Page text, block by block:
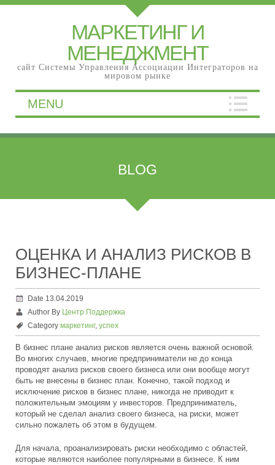
МАРКЕТИНГ И
МЕНЕДЖМЕНТ
сайт Системы Управления Ассоциации Интеграторов на
мировом рынке
MENU
BLOG
ОЦЕНКА И АНАЛИЗ РИСКОВ В
БИЗНЕС-ПЛАНЕ
Date 13.04.2019
Author By Центр Поддержка
Category маркетинг, успех
В бизнес плане анализ рисков является очень важной основой.
Во многих случаев, многие предприниматели не до конца
проводят анализ рисков своего бизнеса или они вообще могут
быть не внесены в бизнес план. Конечно, такой подход и
исключение рисков в бизнес плане, никогда не приводит к
положительным эмоциям у инвесторов. Предприниматель,
который не сделал анализ своего бизнеса, на риски, может
сильно пожалеть об этом в будущем.
Для начала, проанализировать риски необходимо с областей,
которые являются наиболее популярными в бизнесе. К ним